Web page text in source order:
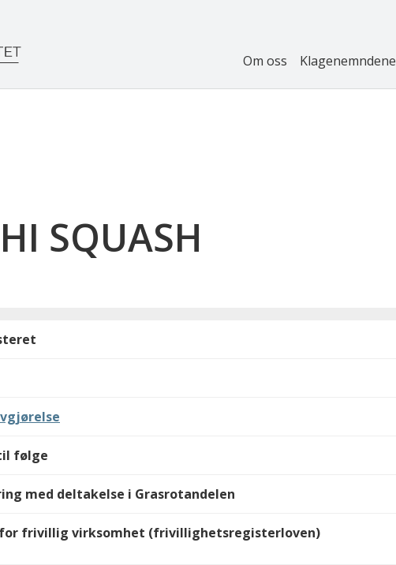
Om oss Klagenemndene
SQUASH
følge
med deltakelse i Grasrotandelen
frivillig virksomhet (frivillighetsregisterloven)